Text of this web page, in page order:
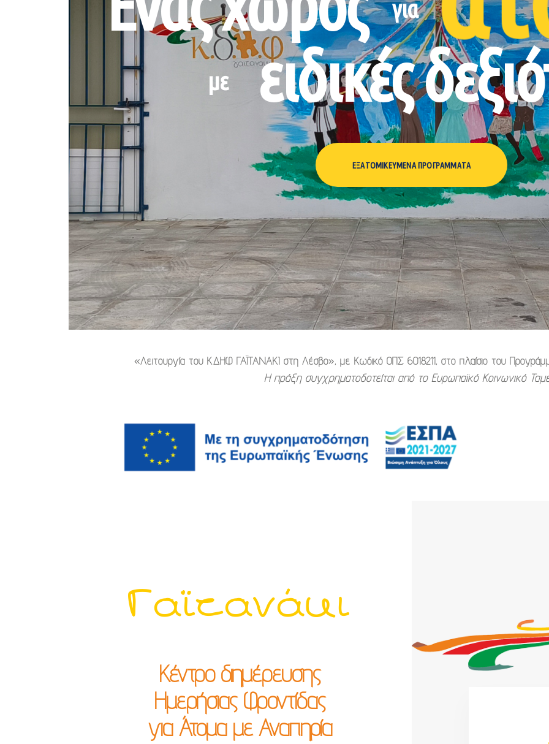
για
με ειδικές
ΕΞΑΤΟΜΙΚΕΥΜΈΝΑ ΠΡΟΓΡΆΜΜΑΤΑ
«Λειτουργία του ΚΔΗΦ ΓΑΪΤΑΝΑΚΙ στη Λέσβο», με Κωδικό ΟΠΣ 6018211, στο πλαίσιο του
Η πράξη συγχρηματοδοτείται από το Ευρωπαϊκό Κοινωνικό
Γαϊτανάκι
Κέντρο διημέρευσης
Ημερήσιας Φροντίδας
για Άτομα με Αναπηρία